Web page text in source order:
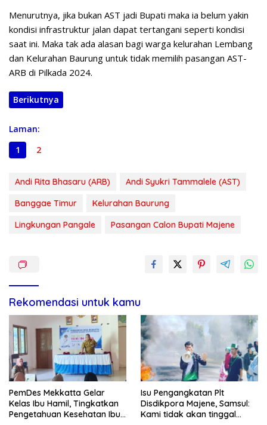
Menurutnya, jika bukan AST jadi Bupati maka ia belum yakin
kondisi infrastruktur jalan dapat tertangani seperti kondisi
saat ini. Maka tak ada alasan bagi warga kelurahan Lembang
dan Kelurahan Baurung untuk tidak memilih pasangan AST-
ARB di Pilkada 2024.
Berikutnya
Laman:
1
2
Andi Rita Bhasaru (ARB)
Andi Syukri Tammalele (AST)
Banggae Timur
Kelurahan Baurung
Lingkungan Pangale
Pasangan Calon Bupati Majene
Rekomendasi untuk kamu
PemDes Mekkatta Gelar
Kelas Ibu Hamil, Tingkatkan
Pengetahuan Kesehatan Ibu
Isu Pengangkatan Plt
Disdikpora Majene, Samsul:
Kami tidak akan tinggal